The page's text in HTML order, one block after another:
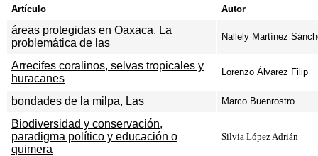
Artículo Autor
áreas protegidas en Oaxaca, La
problemática de las
Nallely Martínez
Arrecifes coralinos, selvas tropicales y
huracanes
Lorenzo Álvarez Filip
bondades de la milpa, Las Marco Buenrostro
Biodiversidad y conservación,
paradigma político y educación o
quimera
Silvia López Adrián